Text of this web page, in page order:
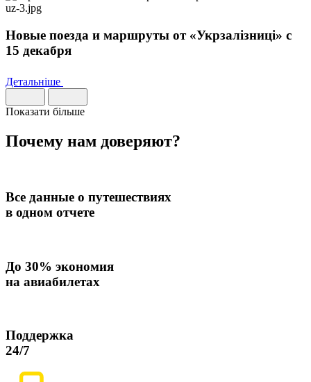
Новые поезда и маршруты от «Укрзалізниці» с
15 декабря
Детальніше
Показати більше
Почему нам доверяют?
Все данные о путешествиях
в одном отчете
До 30% экономия
на авиабилетах
Поддержка
24/7